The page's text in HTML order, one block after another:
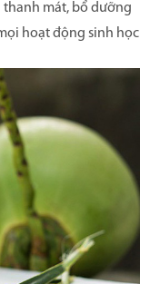
thanh mát, bổ dưỡng
hoạt động sinh học